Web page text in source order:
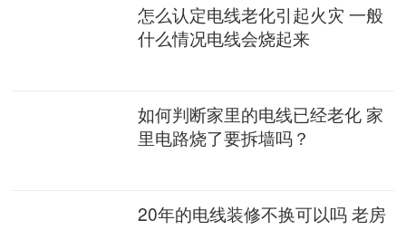
怎么认定电线老化引起火灾 一般
什么情况电线会烧起来
如何判断家里的电线已经老化 家
里电路烧了要拆墙吗？
20年的电线装修不换可以吗 老房